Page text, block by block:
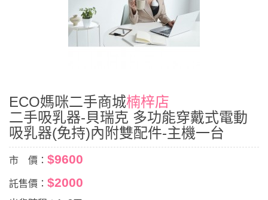
ECO媽咪二手商城楠梓店
二手吸乳器-貝瑞克 多功能穿戴式電動
吸乳器(免持)內附雙配件-主機一台
市 價： $9600
託售價： $2000